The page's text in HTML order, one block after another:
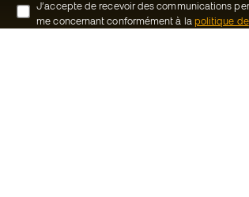
J’accepte de recevoir des communications
me concernant conformément à la politique de